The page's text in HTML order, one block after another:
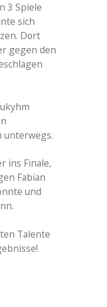
3 Spiele
sich
Dort
gegen den
unterwegs.
ins Finale,
Fabian
und
Talente